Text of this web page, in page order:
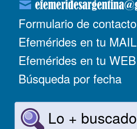
Formulario de contacto
Efemérides en tu MAIL
Efemérides en tu WEB
Búsqueda por fecha
Lo + buscado